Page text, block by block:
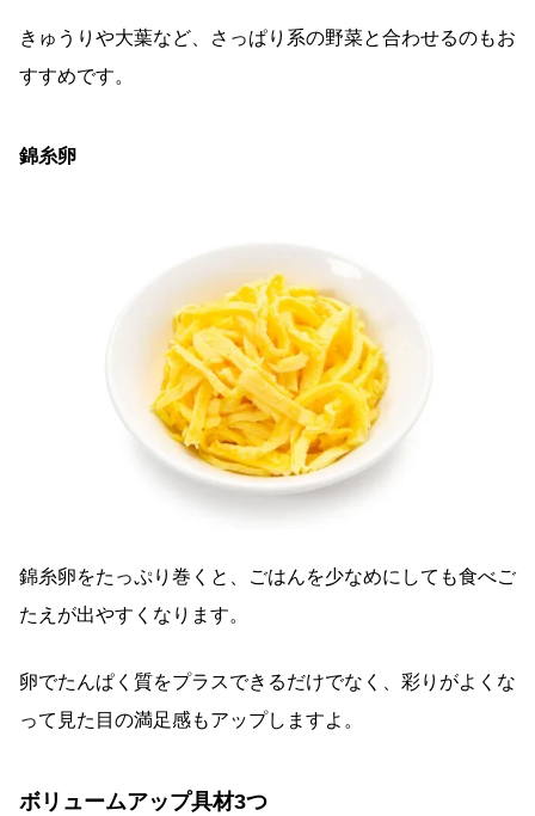
きゅうりや大葉など、さっぱり系の野菜と合わせるのもお
すすめです。
錦糸卵
錦糸卵をたっぷり巻くと、ごはんを少なめにしても食べご
たえが出やすくなります。
卵でたんぱく質をプラスできるだけでなく、彩りがよくな
って見た目の満足感もアップしますよ。
ボリュームアップ具材3つ